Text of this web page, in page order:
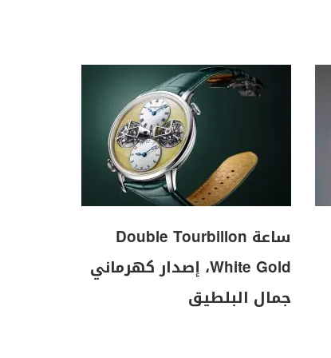
ساعة Double Tourbillon
White Gold، إصدار كهرماني
جمال البلطيق